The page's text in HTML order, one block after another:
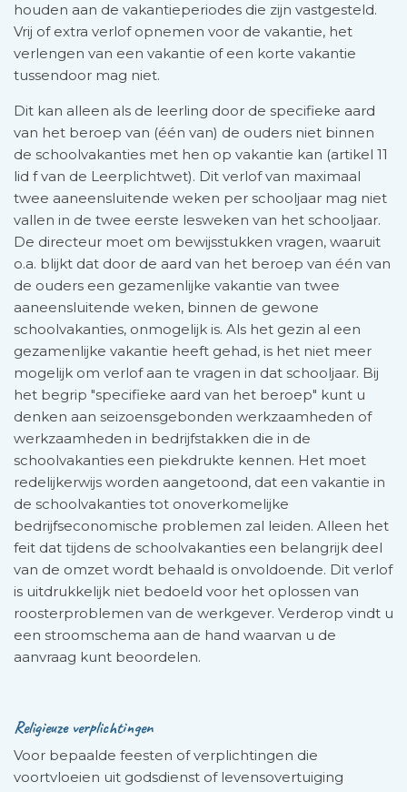
houden aan de vakantieperiodes die zijn vastgesteld.
Vrij of extra verlof opnemen voor de vakantie, het
verlengen van een vakantie of een korte vakantie
tussendoor mag niet.
Dit kan alleen als de leerling door de specifieke aard
van het beroep van (één van) de ouders niet binnen
de school­vakanties met hen op vakantie kan (artikel 11
lid f van de Leerplichtwet). Dit verlof van maximaal
twee aaneen­sluitende weken per schooljaar mag niet
vallen in de twee eerste lesweken van het schooljaar.
De directeur moet om bewijsstukken vragen, waaruit
o.a. blijkt dat door de aard van het beroep van één van
de ouders een gezamenlijke vakantie van twee
aaneensluitende weken, binnen de gewone
schoolvakanties, onmogelijk is. Als het gezin al een
gezamenlijke vakantie heeft gehad, is het niet meer
mogelijk om verlof aan te vragen in dat schooljaar. Bij
het begrip "specifieke aard van het beroep" kunt u
denken aan seizoensgebonden werkzaamheden of
werk­zaamheden in bedrijfstakken die in de
schoolvakanties een piekdrukte kennen. Het moet
redelijkerwijs worden aan­getoond, dat een vakantie in
de schoolvakanties tot on­overkomelijke
bedrijfseconomische problemen zal leiden. Alleen het
feit dat tijdens de schoolvakanties een belangrijk deel
van de omzet wordt behaald is onvoldoende. Dit verlof
is uitdrukkelijk niet bedoeld voor het oplossen van
rooster­problemen van de werkgever. Verderop vindt u
een stroomschema aan de hand waarvan u de
aanvraag kunt beoordelen.
Religieuze verplichtingen
Voor bepaalde feesten of verplichtingen die
voortvloeien uit godsdienst of levensovertuiging